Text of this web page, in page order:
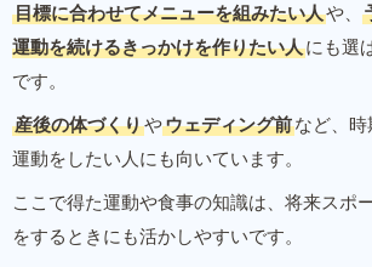
目標に合わせてメニューを組みたい人や、
運動を続けるきっかけを作りたい人にも選
です。
産後の体づくりやウェディング前など、
運動をしたい人にも向いています。
ここで得た運動や食事の知識は、将来スポ
をするときにも活かしやすいです。